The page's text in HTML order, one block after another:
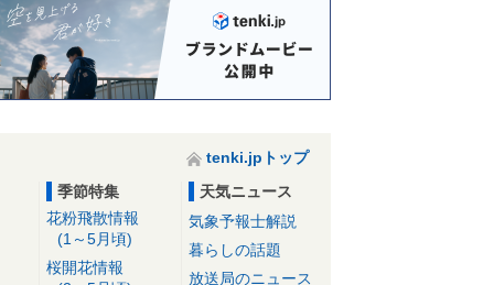
tenki.jpトップ
季節特集
花粉飛散情報
(1～5月頃)
桜開花情報
天気ニュース
気象予報士解説
暮らしの話題
放送局のニュース